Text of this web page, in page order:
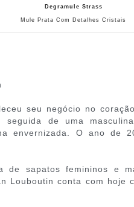
Degramule Strass
Mule Prata Com Detalhes Cristais
seu negócio no
seguida de uma
envernizada. O ano de
de sapatos femininos e
Louboutin conta com hoje